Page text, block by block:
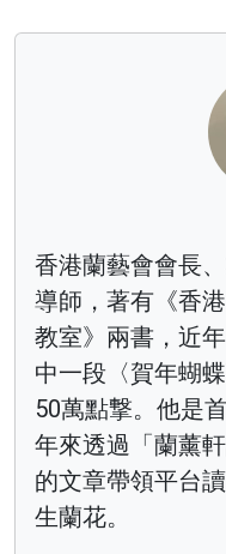
香港蘭藝會會長
導師，著有《香
教室》兩書，近
中一段〈賀年蝴
50萬點撃。他是
年來透過「蘭薰
的文章帶領平台
生蘭花。